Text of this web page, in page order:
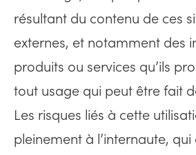
résultant du contenu de ces
externes, et notamment des
produits ou services qu’ils
tout usage qui peut être fait
Les risques liés à cette
pleinement à l’internaute, qui